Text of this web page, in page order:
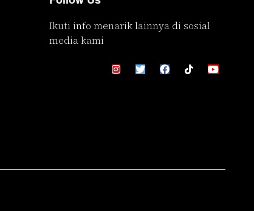
Ikuti info menarik lainnya di sosial
media kami